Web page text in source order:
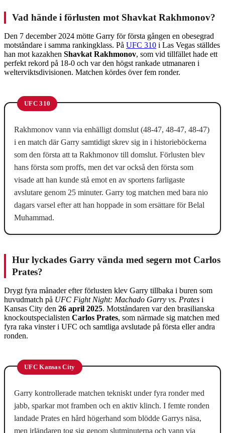
Vad hände i förlusten mot Shavkat Rakhmonov?
Den 7 december 2024 mötte Garry för första gången en obesegrad
motståndare i samma rankingklass. På UFC 310 i Las Vegas ställdes
han mot kazakhen Shavkat Rakhmonov, som vid tillfället hade ett
perfekt rekord på 18-0 och var den högst rankade utmanaren i
welterviktsdivisionen. Matchen kördes över fem ronder.
UFC 310
Rakhmonov vann via enhälligt domslut (48-47, 48-47, 48-47)
i en match där Garry samtidigt skrev sig in i historieböckerna
som den första att ta Rakhmonov till domslut. Förlusten blev
hans första som proffs, men det var också den första som
visade att han kunde stå emot en av sportens farligaste
avslutare genom 25 minuter. Garry tog matchen med bara nio
dagars varsel efter att han hoppade in som ersättare för Belal
Muhammad.
Hur lyckades Garry vända med segern mot Carlos
Prates?
Drygt fyra månader efter förlusten klev Garry tillbaka i buren som
huvudmatch på UFC Fight Night: Machado Garry vs. Prates i
Kansas City den 26 april 2025. Motståndaren var den brasilianska
knockoutspecialisten Carlos Prates, som närmade sig matchen med
fyra raka vinster i UFC och samtliga avslutade på första eller andra
ronden.
UFC Kansas City
Garry kontrollerade matchen tekniskt under fyra ronder med
jabb, sparkar mot framben och en aktiv klinch. I femte ronden
landade Prates en hård högerhand som blödde Garrys näsa,
men irländaren tog sig genom slutminuterna och vann via